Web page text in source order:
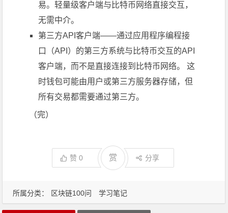
所属分类： 区块链100问 学习笔记
易。轻量级客户端与比特币网络直接交互，
无需中介。
第三方API客户端——通过应用程序编程接
口（API）的第三方系统与比特币交互的API
客户端，而不是直接连接到比特币网络。 这
时钱包可能由用户或第三方服务器存储，但
所有交易都需要通过第三方。
（完）
赞0 赏 分享